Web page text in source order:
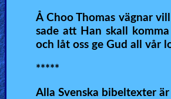
Å Choo Thomas vägnar
sade att Han skall
och låt oss ge Gud all vår
*****
Alla Svenska bibeltexter